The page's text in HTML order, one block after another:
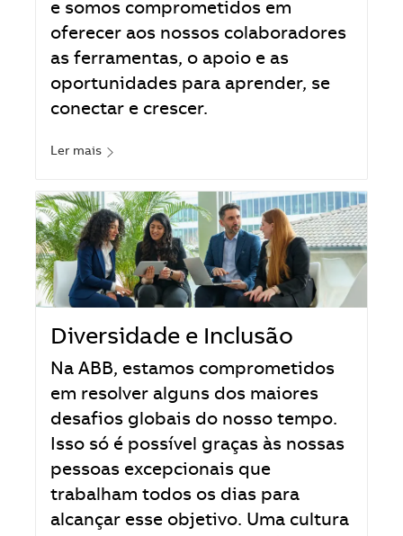
e somos comprometidos em
oferecer aos nossos colaboradores
as ferramentas, o apoio e as
oportunidades para aprender, se
conectar e crescer.
Ler mais
Diversidade e Inclusão
Na ABB, estamos comprometidos
em resolver alguns dos maiores
desafios globais do nosso tempo.
Isso só é possível graças às nossas
pessoas excepcionais que
trabalham todos os dias para
alcançar esse objetivo. Uma cultura